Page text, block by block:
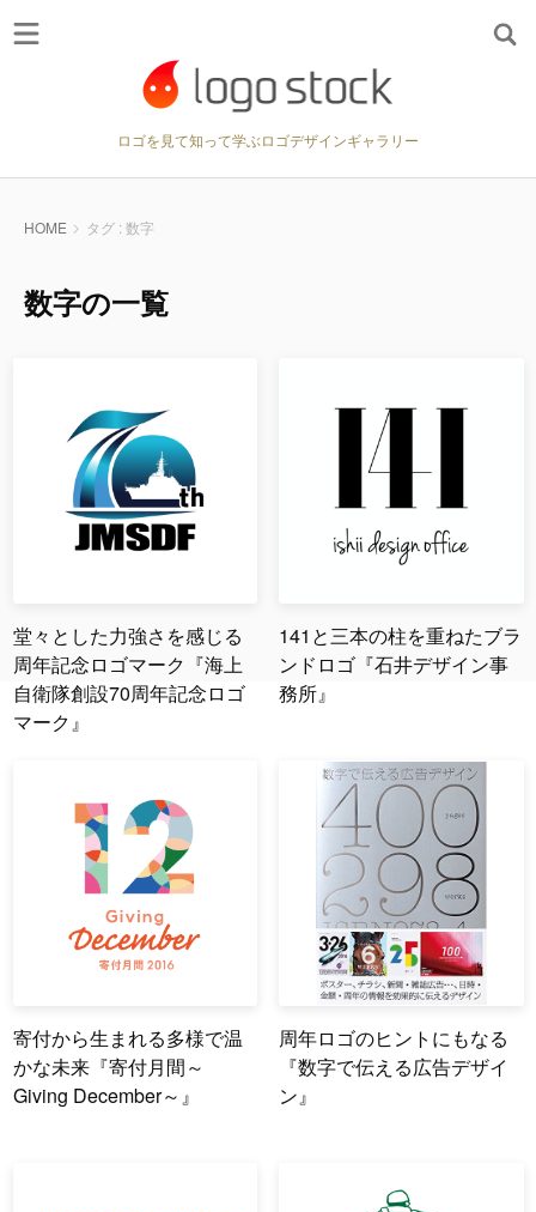
ロゴを見て知って学ぶロゴデザインギャラリー
HOME タグ : 数字
数字の一覧
堂々とした力強さを感じる
周年記念ロゴマーク『海上
自衛隊創設70周年記念ロゴ
マーク』
141と三本の柱を重ねたブラ
ンドロゴ『石井デザイン事
務所』
寄付から生まれる多様で温
かな未来『寄付月間～
Giving December～』
周年ロゴのヒントにもなる
『数字で伝える広告デザイ
ン』